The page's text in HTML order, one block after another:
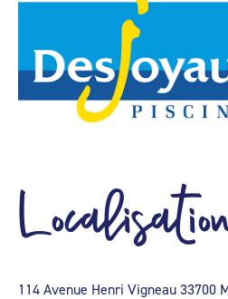
114 Avenue Henri Vigneau 33700